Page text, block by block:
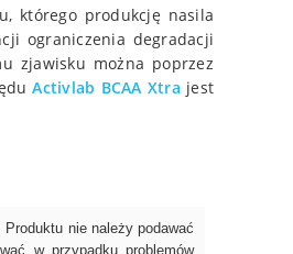
którego produkcję nasila
ograniczenia degradacji
zjawisku można poprzez
Activlab BCAA Xtra jest